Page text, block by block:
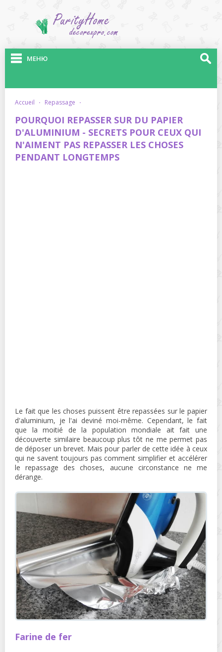
МЕНЮ
accueil · repassage ·
POURQUOI REPASSER SUR DU PAPIER
D'ALUMINIUM - SECRETS POUR CEUX QUI
N'AIMENT PAS REPASSER LES CHOSES
PENDANT LONGTEMPS
Le fait que les choses puissent être repassées sur le papier
d'aluminium, je l'ai deviné moi-même. Cependant, le fait
que la moitié de la population mondiale ait fait une
découverte similaire beaucoup plus tôt ne me permet pas
de déposer un brevet. Mais pour parler de cette idée à ceux
qui ne savent toujours pas comment simplifier et accélérer
le repassage des choses, aucune circonstance ne me
dérange.
Farine de fer